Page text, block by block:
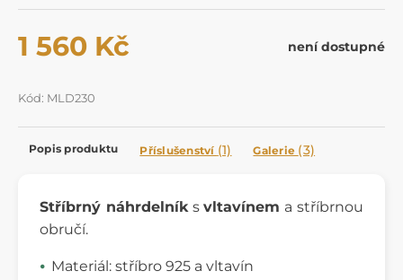
1 560 Kč není dostupné
Kód: MLD230
Popis produktu Příslušenství (1) Galerie (3)
Stříbrný náhrdelníksvltavínem a stříbrnou
obručí.
Materiál: stříbro 925 a vltavín